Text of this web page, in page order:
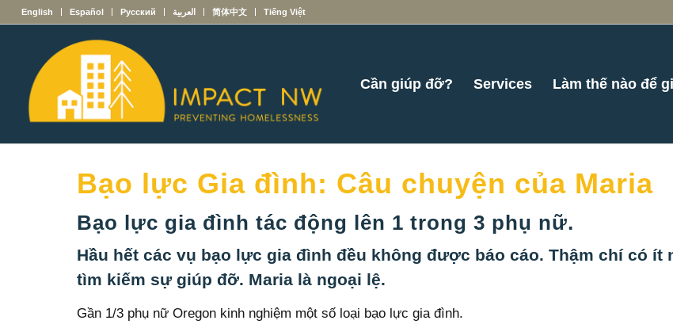
English Español Русский العربية 简体中文 Tiếng Việt
Cần giúp đỡ? Services Làm thế nào để
Bạo lực Gia đình: Câu chuyện của Maria
Bạo lực gia đình tác động lên 1 trong 3 phụ nữ.
Hầu hết các vụ bạo lực gia đình đều không được báo cáo. Thậm chí có ít
tìm kiếm sự giúp đỡ. Maria là ngoại lệ.
Gần 1/3 phụ nữ Oregon kinh nghiệm một số loại bạo lực gia đình.